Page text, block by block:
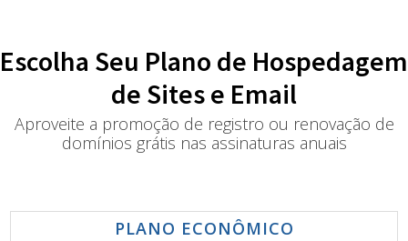
Escolha Seu Plano de Hospedagem
de Sites e Email
Aproveite a promoção de registro ou renovação de
domínios grátis nas assinaturas anuais
PLANO ECONÔMICO